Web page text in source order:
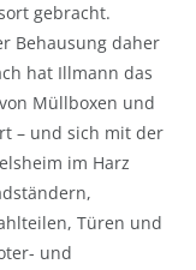
gebracht.
Behausung daher
hat Illmann das
Müllboxen und
– und sich mit der
im Harz
Türen und
und